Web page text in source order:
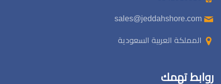
المملكة العربية السعودية
روابط تهمك